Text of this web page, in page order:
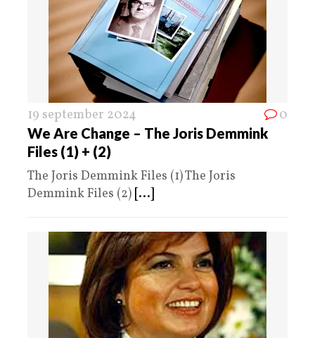
19 september 2024 0
We Are Change – The Joris Demmink
Files (1) + (2)
The Joris Demmink Files (1) The Joris
Demmink Files (2) [...]